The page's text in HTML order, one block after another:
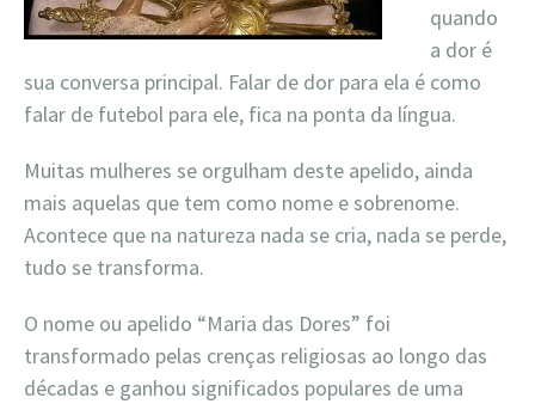
quando
a dor é
sua conversa principal. Falar de dor para ela é como
falar de futebol para ele, fica na ponta da língua.
Muitas mulheres se orgulham deste apelido, ainda
mais aquelas que tem como nome e sobrenome.
Acontece que na natureza nada se cria, nada se perde,
tudo se transforma.
O nome ou apelido “Maria das Dores” foi
transformado pelas crenças religiosas ao longo das
décadas e ganhou significados populares de uma